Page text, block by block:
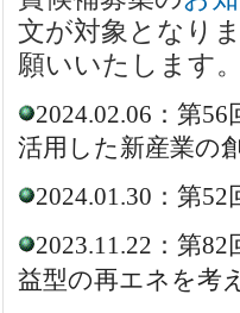
文が対象となり
願いいたします
2024.02.06：第
活用した新産業の
2024.01.30：第
2023.11.22：第
益型の再エネを考